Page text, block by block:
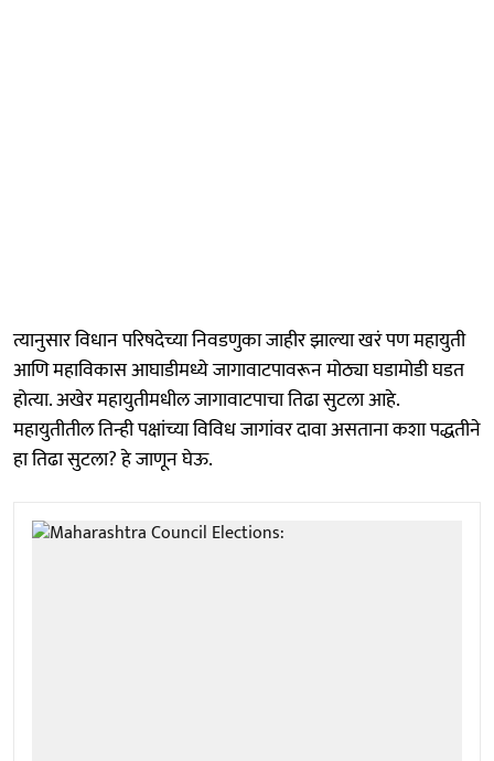
त्यानुसार विधान परिषदेच्या निवडणुका जाहीर झाल्या खरं पण महायुती
आणि महाविकास आघाडीमध्ये जागावाटपावरून मोठ्या घडामोडी घडत
होत्या. अखेर महायुतीमधील जागावाटपाचा तिढा सुटला आहे.
महायुतीतील तिन्ही पक्षांच्या विविध जागांवर दावा असताना कशा पद्धतीने
हा तिढा सुटला? हे जाणून घेऊ.